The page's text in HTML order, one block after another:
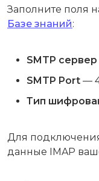
Заполните поля
Базе знаний:
SMTP сервер
SMTP Port —
Тип
Для подключения
данные IMAP